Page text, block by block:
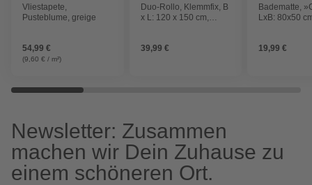
KOLLEKTION
Vliestapete,
Pusteblume, greige
54,99 €
(9,60 € / m²)
Duo-Rollo, ‎Klemmfix, B
x L: 120 x 150 cm,
39,99 €
Badematte,
LxB: 80x50
19,99 €
Newsletter: Zusammen
machen wir Dein Zuhause zu
einem schöneren Ort.